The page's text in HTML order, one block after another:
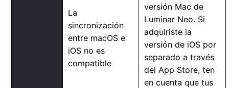
La
sincronización
entre macOS e
iOS no es
compatible
versión Mac de
Luminar Neo. Si
adquiriste la
versión de iOS por
separado a través
del App Store, ten
en cuenta que tus